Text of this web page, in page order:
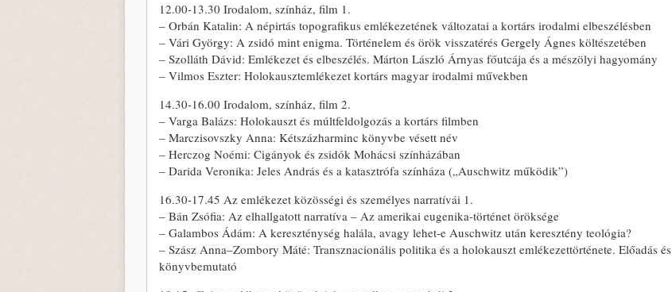
12.00-13.30 Irodalom, színház, film 1.
– Orbán Katalin: A népirtás topografikus emlékezetének változatai a kortárs irodalmi elbeszélésben
– Vári György: A zsidó mint enigma. Történelem és örök visszatérés Gergely Ágnes költészetében
– Szolláth Dávid: Emlékezet és elbeszélés. Márton László Árnyas főutcája és a mészölyi hagyomány
– Vilmos Eszter: Holokausztemlékezet kortárs magyar irodalmi művekben
14.30-16.00 Irodalom, színház, film 2.
– Varga Balázs: Holokauszt és múltfeldolgozás a kortárs filmben
– Marczisovszky Anna: Kétszázharminc könyvbe vésett név
– Herczog Noémi: Cigányok és zsidók Mohácsi színházában
– Darida Veronika: Jeles András és a katasztrófa színháza („Auschwitz működik”)
16.30-17.45 Az emlékezet közösségi és személyes narratívái 1.
– Bán Zsófia: Az elhallgatott narratíva – Az amerikai eugenika-történet öröksége
– Galambos Ádám: A kereszténység halála, avagy lehet-e Auschwitz után keresztény teológia?
– Szász Anna–Zombory Máté: Transznacionális politika és a holokauszt emlékezettörténete. Előadás és
könyvbemutató